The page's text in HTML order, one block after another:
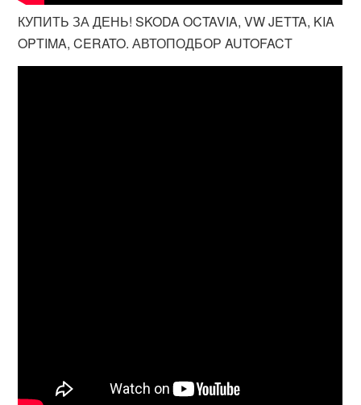
КУПИТЬ ЗА ДЕНЬ! SKODA OCTAVIA, VW JETTA, KIA
OPTIMA, CERATO. АВТОПОДБОР AUTOFACT